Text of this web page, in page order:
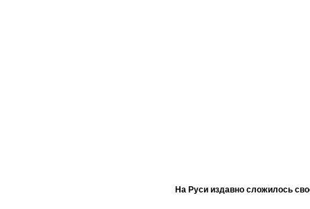
На Руси издавно сложилось